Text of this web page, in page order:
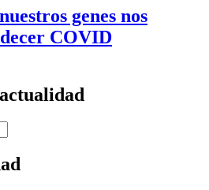
genes nos
COVID